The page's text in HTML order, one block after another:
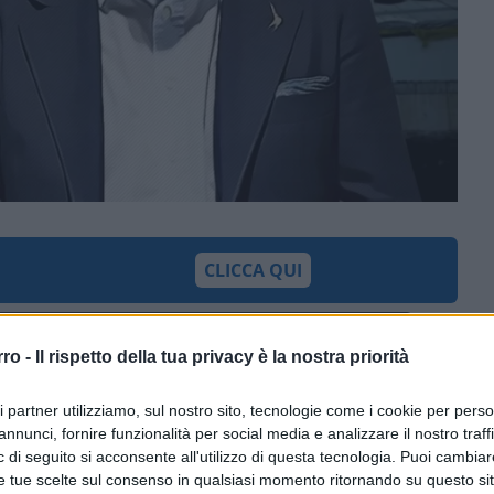
- Il rispetto della tua privacy è la nostra priorità
partner utilizziamo, sul nostro sito, tecnologie come i cookie per
fornire funzionalità per social media e analizzare il nostro
di seguito si acconsente all'utilizzo di questa tecnologia. Puoi
tue scelte sul consenso in qualsiasi momento ritornando su questo
CLICCA QUI
0:00/--:--
del ricorsoper saltumdei pm di
“perché il fatto non sussiste” del
di persona e rifiuto di atti d’ufficio.